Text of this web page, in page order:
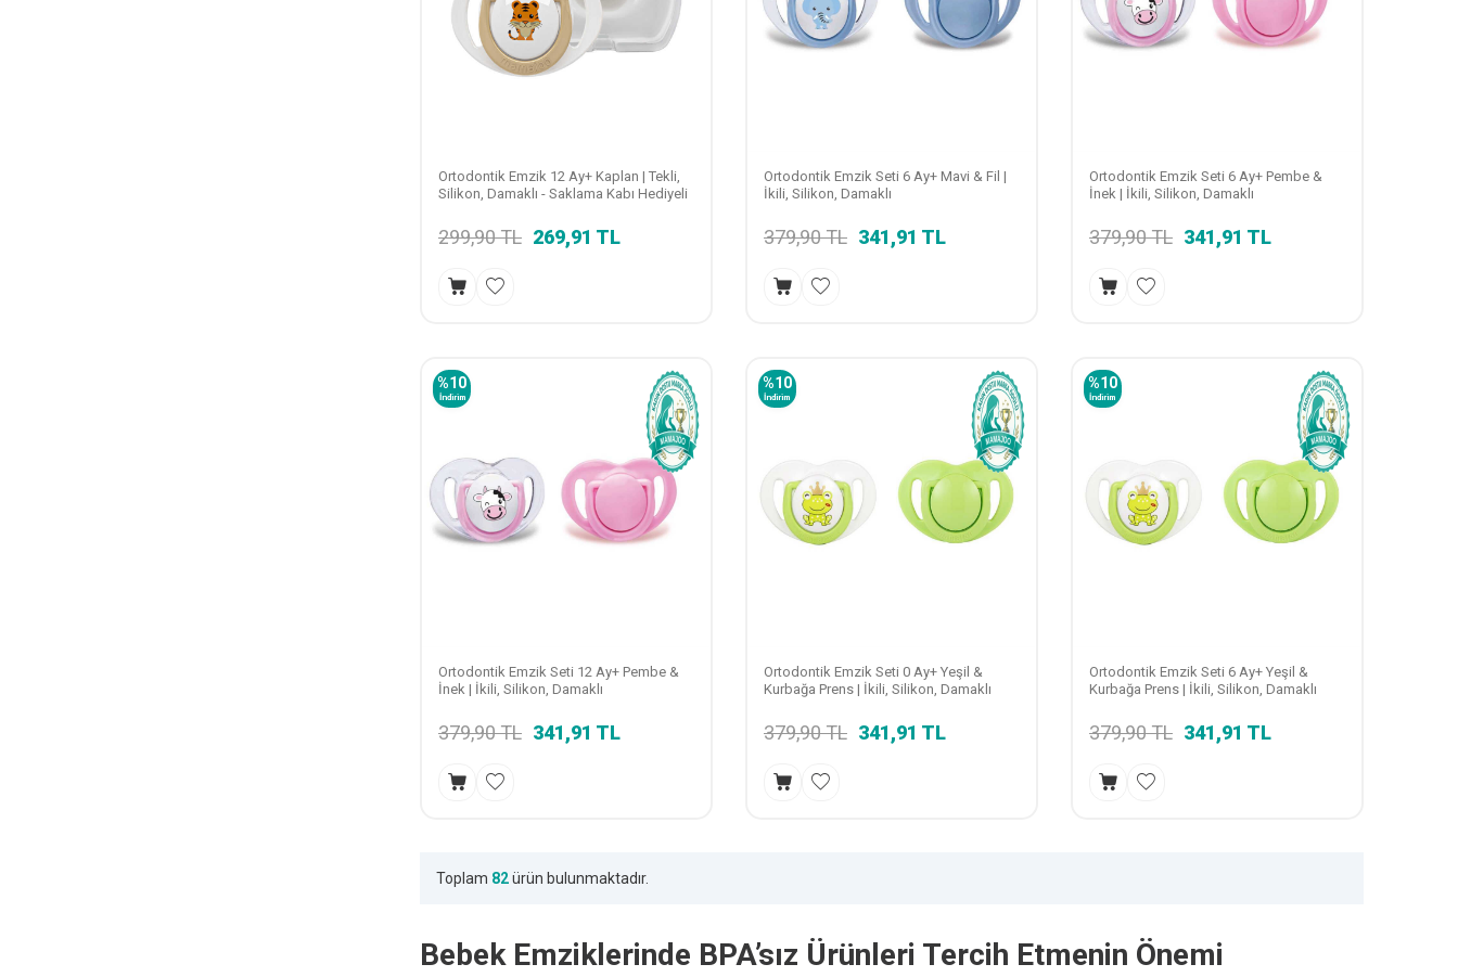
Ortodontik Emzik 12 Ay+ Kaplan | Tekli,
Silikon, Damaklı - Saklama Kabı Hediyeli
299,90TL 269,91 TL
Ortodontik Emzik Seti 6 Ay+ Mavi & Fil |
İkili, Silikon, Damaklı
379,90TL 341,91 TL
Ortodontik Emzik Seti 6 Ay+ Pembe &
İnek | İkili, Silikon, Damaklı
379,90TL 341,91 TL
%10
İndirim
Ortodontik Emzik Seti 12 Ay+ Pembe &
İnek | İkili, Silikon, Damaklı
379,90TL 341,91 TL
%10
İndirim
Ortodontik Emzik Seti 0 Ay+ Yeşil &
Kurbağa Prens | İkili, Silikon, Damaklı
379,90TL 341,91 TL
%10
İndirim
Ortodontik Emzik Seti 6 Ay+ Yeşil &
Kurbağa Prens | İkili, Silikon, Damaklı
379,90TL 341,91 TL
Toplam 82ürün bulunmaktadır.
Bebek Emziklerinde BPA’sız Ürünleri Tercih Etmenin Önemi